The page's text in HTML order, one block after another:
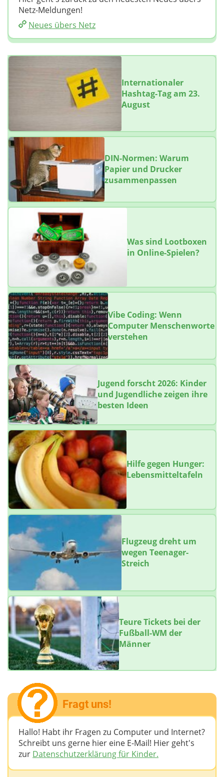
Netz-Meldungen!
Neues übers Netz
Internationaler
Hashtag-Tag am 23.
August
DIN-Normen: Warum
Papier und Drucker
zusammenpassen
Was sind Lootboxen
in Online-Spielen?
Vibe Coding: Wenn
Computer Menschenworte
verstehen
Jugend forscht 2026: Kinder
und Jugendliche zeigen ihre
besten Ideen
Hilfe gegen Hunger:
Lebensmitteltafeln
Flugzeug dreht um
wegen Teenager-
Streich
Teure Tickets bei der
Fußball-WM der
Männer
Fragt uns!
Hallo! Habt ihr Fragen zu Computer und Internet?
Schreibt uns gerne hier eine E-Mail! Hier geht's
zur Datenschutzerklärung für Kinder.